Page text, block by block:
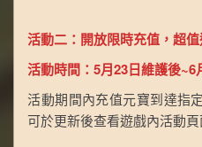
活動二：開放限時充值，超值
活動時間：5月23日維護後~6
活動期間內充值元寶到達指
可於更新後查看遊戲內活動頁